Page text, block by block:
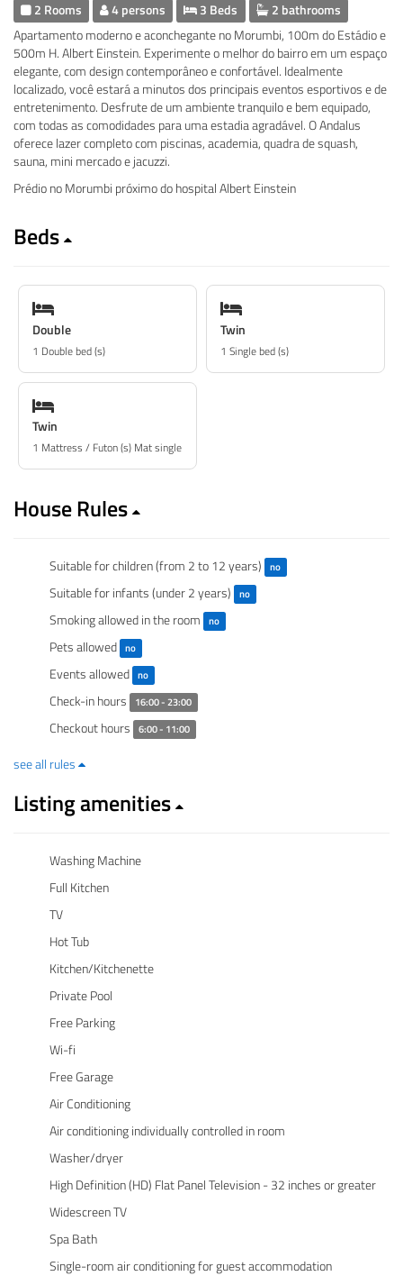
2 Rooms 4 persons 3 Beds 2 bathrooms
Apartamento moderno e aconchegante no Morumbi, 100m do Estádio e
500m H. Albert Einstein. Experimente o melhor do bairro em um espaço
elegante, com design contemporâneo e confortável. Idealmente
localizado, você estará a minutos dos principais eventos esportivos e de
entretenimento. Desfrute de um ambiente tranquilo e bem equipado,
com todas as comodidades para uma estadia agradável. O Andalus
oferece lazer completo com piscinas, academia, quadra de squash,
sauna, mini mercado e jacuzzi.
Prédio no Morumbi próximo do hospital Albert Einstein
Beds
Double
1 Double bed (s)
Twin
1 Single bed (s)
Twin
1 Mattress / Futon (s) Mat single
House Rules
Suitable for children (from 2 to 12 years) no
Suitable for infants (under 2 years) no
Smoking allowed in the room no
Pets allowed no
Events allowed no
Check-in hours 16:00 - 23:00
Checkout hours 6:00 - 11:00
see all rules
Listing amenities
Washing Machine
Full Kitchen
TV
Hot Tub
Kitchen/Kitchenette
Private Pool
Free Parking
Wi-fi
Free Garage
Air Conditioning
Air conditioning individually controlled in room
Washer/dryer
High Definition (HD) Flat Panel Television - 32 inches or greater
Widescreen TV
Spa Bath
Single-room air conditioning for guest accommodation